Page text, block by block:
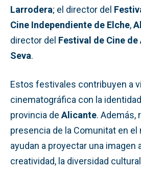
Larrodera; el director del
Cine Independiente de Elche,
director del Festival de Cine
Seva.
Estos festivales contribuyen a
cinematográfica con la
provincia de Alicante. Además,
presencia de la Comunitat en el
ayudan a proyectar una imagen
creatividad, la diversidad